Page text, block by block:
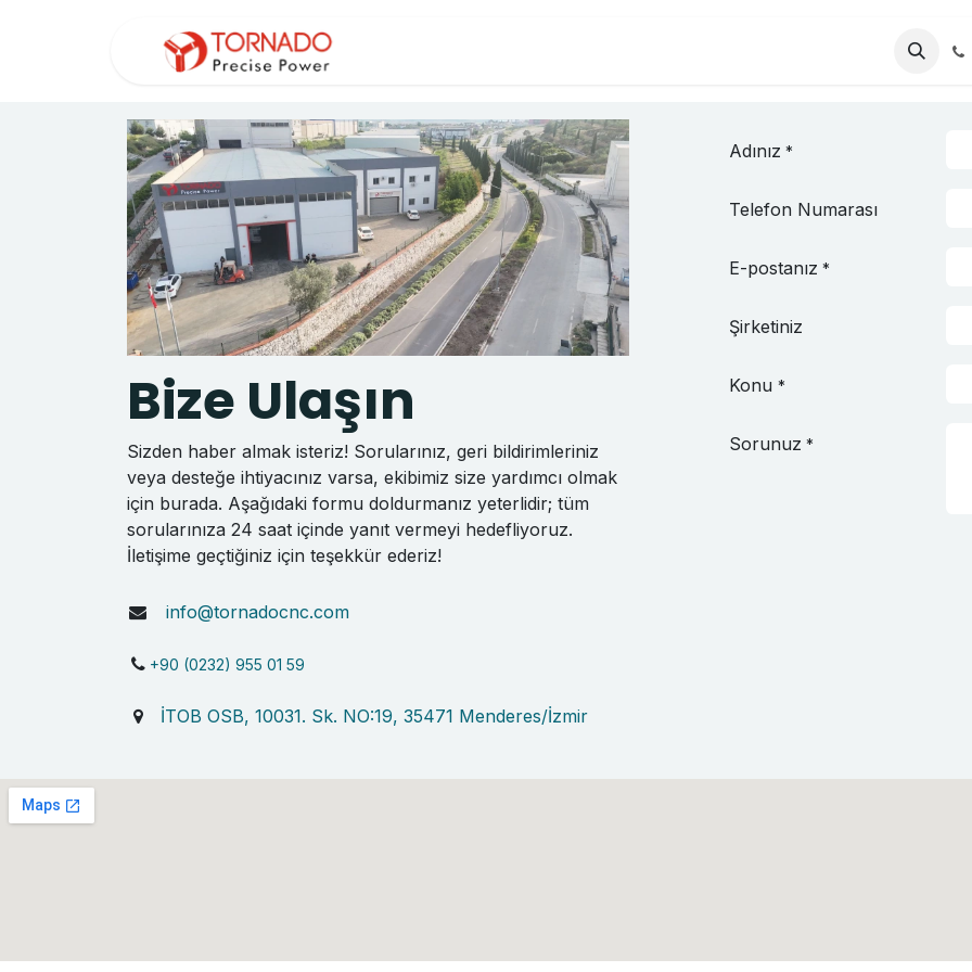
info@tornadocnc.com
+90 (0232) 955 01 59
İTOB OSB, 10031. Sk. NO:19, 35471 Menderes/İzmir
Adınız *
Telefon Numarası
E-postanız *
Şirketiniz
Konu *
Sorunuz *
Bize Ulaşın
Sizden haber almak isteriz! Sorularınız, geri bildirimleriniz
veya desteğe ihtiyacınız varsa, ekibimiz size yardımcı olmak
için burada. Aşağıdaki formu doldurmanız yeterlidir; tüm
sorularınıza 24 saat içinde yanıt vermeyi hedefliyoruz.
İletişime geçtiğiniz için teşekkür ederiz!